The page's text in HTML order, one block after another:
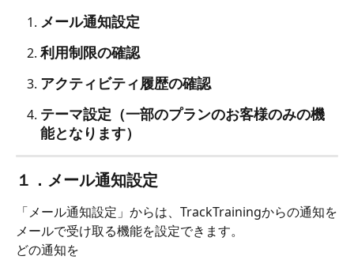
メール通知設定
利用制限の確認
アクティビティ履歴の確認
テーマ設定（一部のプランのお客様のみの機
能となります）
１．メール通知設定
「メール通知設定」からは、TrackTrainingからの通知を
メールで受け取る機能を設定できます。
どの通知を